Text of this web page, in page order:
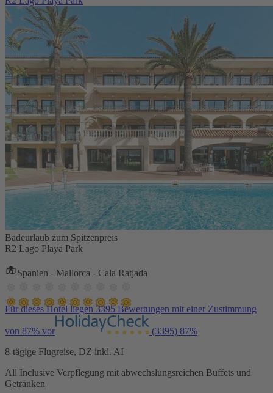
Badeurlaub zum Spitzenpreis
R2 Lago Playa Park
Spanien - Mallorca - Cala Ratjada
Für dieses Hotel liegen 3395 Bewertungen mit einer Zustimmung
von 87% vor (3395) 87%
8-tägige Flugreise, DZ inkl. AI
All Inclusive Verpflegung mit abwechslungsreichen Buffets und
Getränken